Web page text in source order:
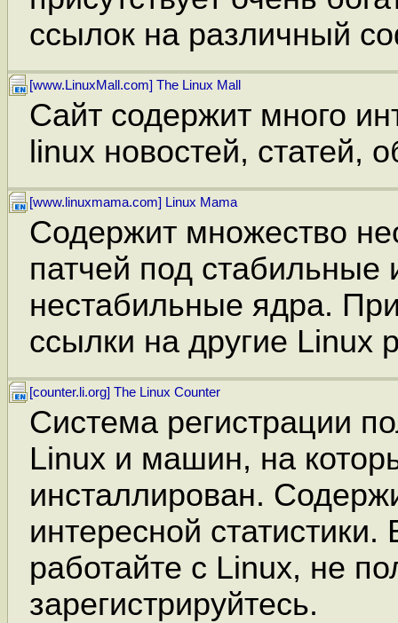
ссылок на различный
[www.LinuxMall.com] The Linux Mall
Сайт содержит много
linux новостей, статей,
[www.linuxmama.com] Linux Mama
Содержит множество
патчей под стабильные
нестабильные ядра.
ссылки на другие Linux
[counter.li.org] The Linux Counter
Система регистрации
Linux и машин, на
инсталлирован.
интересной
работайте с Linux, не
зарегистрируйтесь.